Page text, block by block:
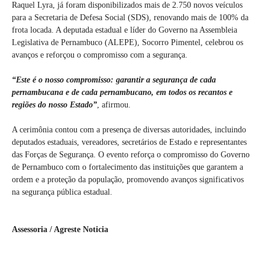
Raquel Lyra, já foram disponibilizados mais de 2.750 novos veículos
para a Secretaria de Defesa Social (SDS), renovando mais de 100% da
frota locada. A deputada estadual e líder do Governo na Assembleia
Legislativa de Pernambuco (ALEPE), Socorro Pimentel, celebrou os
avanços e reforçou o compromisso com a segurança.
“Este é o nosso compromisso: garantir a segurança de cada
pernambucana e de cada pernambucano, em todos os recantos e
regiões do nosso Estado”, afirmou.
A cerimônia contou com a presença de diversas autoridades, incluindo
deputados estaduais, vereadores, secretários de Estado e representantes
das Forças de Segurança. O evento reforça o compromisso do Governo
de Pernambuco com o fortalecimento das instituições que garantem a
ordem e a proteção da população, promovendo avanços significativos
na segurança pública estadual.
Assessoria / Agreste Noticia